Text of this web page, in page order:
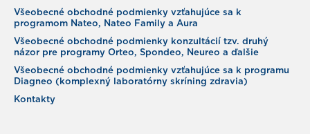
Všeobecné obchodné podmienky vzťahujúce sa k
programom Nateo, Nateo Family a Aura
Všeobecné obchodné podmienky konzultácií tzv. druhý
názor pre programy Orteo, Spondeo, Neureo a ďalšie
Všeobecné obchodné podmienky vzťahujúce sa k programu
Diagneo (komplexný laboratórny skríning zdravia)
Kontakty